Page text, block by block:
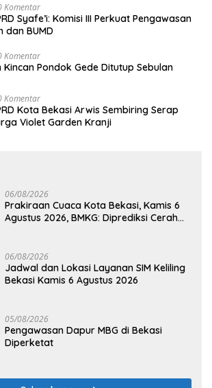
Komentar
Syafe’i: Komisi III Perkuat Pengawasan
dan BUMD
Komentar
Kincan Pondok Gede Ditutup Sebulan
Komentar
Kota Bekasi Arwis Sembiring Serap
Violet Garden Kranji
06/08/2026
Prakiraan Cuaca Kota Bekasi, Kamis 6
Agustus 2026, BMKG: Diprediksi Cerah
06/08/2026
Jadwal dan Lokasi Layanan SIM Keliling
Bekasi Kamis 6 Agustus 2026
05/08/2026
Pengawasan Dapur MBG di Bekasi
Diperketat